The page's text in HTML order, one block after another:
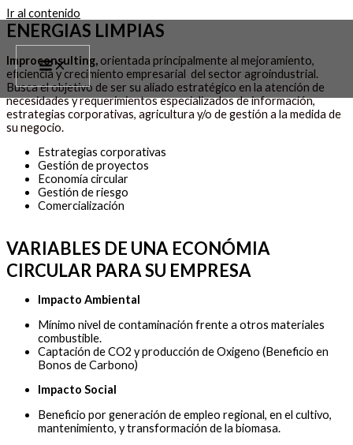
Ir al contenido
ENERGIAS LIMPIAS
Improconsulting, orientada principalmente al mejoramiento,
eficiencia y crecimiento empresarial del sector agroindustrial.
Busca el objetivo de ser su aliado estratégico en la atención de
necesidades y requerimientos especializados de información,
estrategias corporativas, agricultura y/o de gestión a la medida de
su negocio.
Estrategias corporativas
Gestión de proyectos
Economía circular
Gestión de riesgo
Comercialización
VARIABLES DE UNA ECONÓMIA
CIRCULAR PARA SU EMPRESA
Impacto Ambiental
Mínimo nivel de contaminación frente a otros materiales
combustible.
Captación de CO2 y producción de Oxigeno (Beneficio en
Bonos de Carbono)
Impacto Social
Beneficio por generación de empleo regional, en el cultivo,
mantenimiento, y transformación de la biomasa.